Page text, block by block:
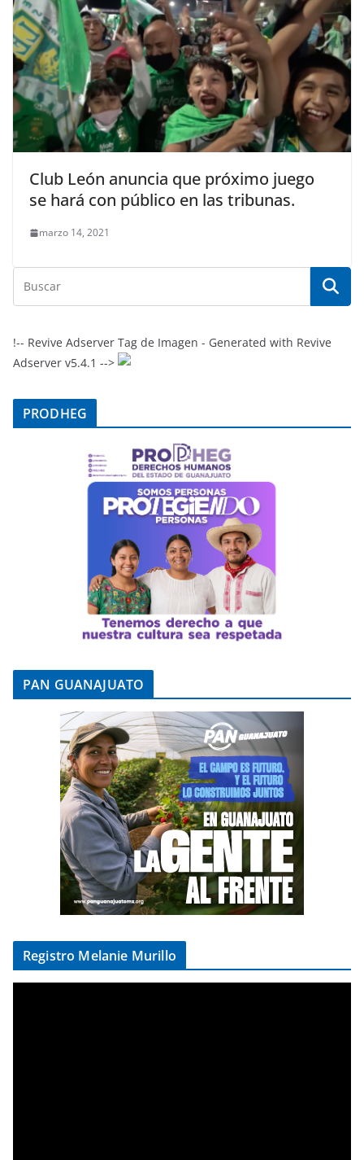
Club León anuncia que próximo juego
se hará con público en las tribunas.
marzo 14, 2021
!-- Revive Adserver Tag de Imagen - Generated with Revive
Adserver v5.4.1 -->
PRODHEG
PAN GUANAJUATO
Registro Melanie Murillo